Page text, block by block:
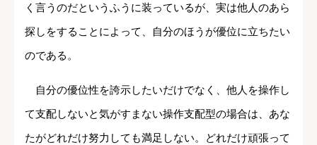
く言うのだというふうに装っているが、実は他人のあら
探しをすることによって、自分のほうが優位に立ちたい
のである。
自分の優位性を誇示したいだけでなく、他人を操作し
て支配しないと気がすまない操作支配型の場合は、あな
たがどれだけ努力しても満足しない。どれだけ頑張って